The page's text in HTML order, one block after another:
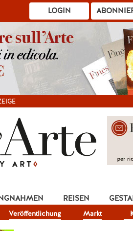
LOGIN
Veröffentlichung Markt
REISEN